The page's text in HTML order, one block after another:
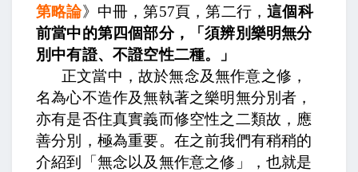
第略論》中冊，第57頁，第二行，這個科
前當中的第四個部分，「須辨別樂明無分
別中有證、不證空性二種。」
正文當中， 故於無念及無作意之修，
名為心不造作及無執著之樂明無分別者，
亦有是否住真實義而修空性之二類故，應
善分別，極為重要。在之前我們有稍稍的
介紹到「無念以及無作意之修」，也就是